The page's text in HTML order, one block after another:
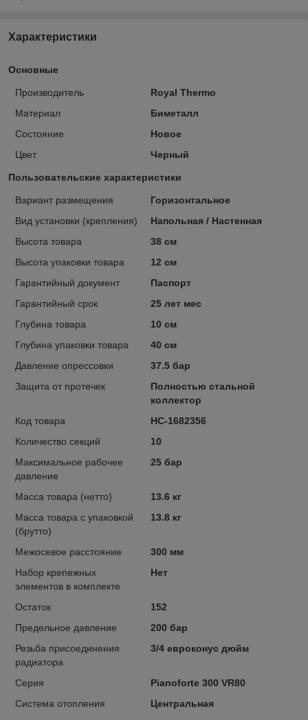
Характеристики
Основные
Производитель
Royal Thermo
Материал
Биметалл
Состояние
Новое
Цвет
Черный
Пользовательские характеристики
Вариант размещения
Горизонтальное
Вид установки (крепления)
Напольная / Настенная
Высота товара
38 см
Высота упаковки товара
12 см
Гарантийный документ
Паспорт
Гарантийный срок
25 лет мес
Глубина товара
10 см
Глубина упаковки товара
40 см
Давление опрессовки
37.5 бар
Защита от протечек
Полностью стальной
коллектор
Код товара
НС-1682356
Количество секций
10
Максимальное рабочее
давление
25 бар
Масса товара (нетто)
13.6 кг
Масса товара с упаковкой
(брутто)
13.8 кг
Межосевое расстояние
300 мм
Набор крепежных
элементов в комплекте
Нет
Остаток
152
Предельное давление
200 бар
Резьба присоединения
радиатора
3/4 евроконус дюйм
Серия
Pianoforte 300 VR80
Система отопления
Центральная